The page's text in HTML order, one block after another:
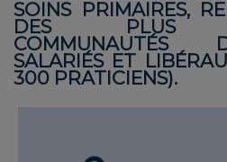
SOINS PRIMAIRES,
DES PLUS
COMMUNAUTÉS
SALARIÉS ET
300 PRATICIENS).